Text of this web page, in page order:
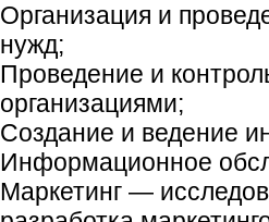
Организация и
нужд;
Проведение и
организациями;
Создание и ведение
Информационное
Маркетинг —